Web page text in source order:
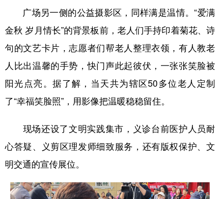
广场另一侧的公益摄影区，同样满是温情。“爱满
金秋 岁月情长”的背景板前，老人们手持印着菊花、诗
句的文艺卡片，志愿者们帮老人整理衣领，有人教老
人比出温馨的手势，快门声此起彼伏，一张张笑脸被
阳光点亮。据了解，当天共为辖区50多位老人定制
了“幸福笑脸照”，用影像把温暖稳稳留住。
现场还设了文明实践集市，义诊台前医护人员耐
心答疑、义剪区理发师细致服务，还有版权保护、文
明交通的宣传展位。